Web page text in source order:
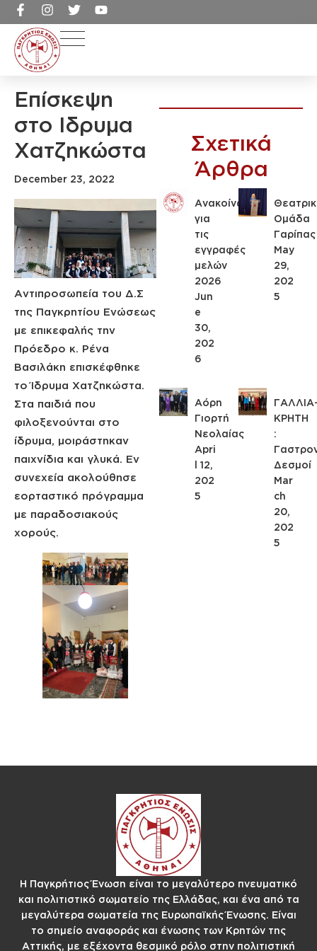
Επίσκεψη
στο Ιδρυμα
Χατζηκώστα
December 23, 2022
Αντιπροσωπεία του Δ.Σ
της Παγκρητίου Ενώσεως
με επικεφαλής την
Πρόεδρο κ. Ρένα
Βασιλάκη επισκέφθηκε
το Ίδρυμα Χατζηκώστα.
Στα παιδιά που
φιλοξενούνται στο
ίδρυμα, μοιράστηκαν
παιχνίδια και γλυκά. Εν
συνεχεία ακολούθησε
εορταστικό πρόγραμμα
με παραδοσιακούς
χορούς.
Σχετικά
Άρθρα
Ανακοίνωση
για
τις
εγγραφές
μελών
2026
Jun
e
30,
202
6
Ομάδα
Γαρίπας
May
29,
202
5
Αόρη
Γιορτή
Νεολαίας
Apri
l 12,
202
5
ΚΡΗΤΗ
:
Δεσμοί
Mar
ch
20,
202
5
Η Παγκρήτιος Ένωση είναι το μεγαλύτερο πνευματικό
και πολιτιστικό σωματείο της Ελλάδας, και ένα από τα
μεγαλύτερα σωματεία της Ευρωπαϊκής Ένωσης. Είναι
το σημείο αναφοράς και ένωσης των Κρητών της
Αττικής, με εξέχοντα θεσμικό ρόλο στην πολιτιστική